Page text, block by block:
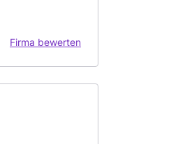
Firma bewerten